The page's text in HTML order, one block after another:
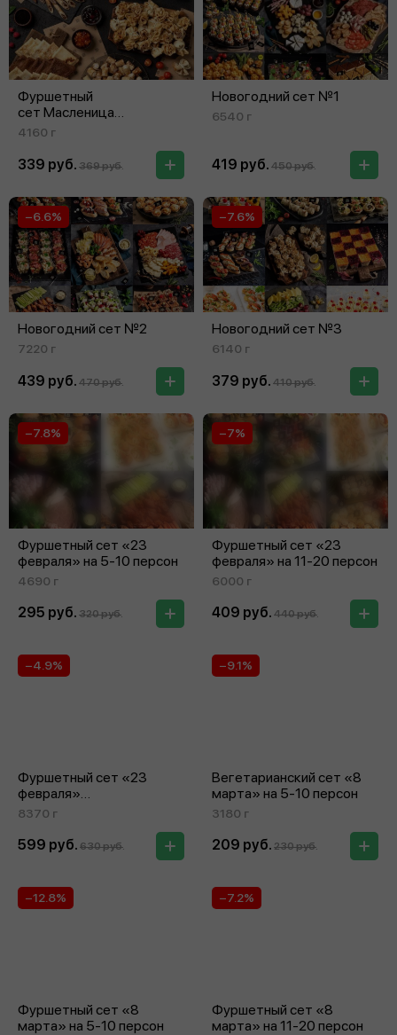
Фуршетный
сет Масленица
на 26‑30 персон
4160 г
339 руб. 369 руб.
Новогодний сет №1
6540 г
419 руб. 450 руб.
Новогодний сет №2
−6.6%
7220 г
439 руб. 470 руб.
Новогодний сет №3
−7.6%
6140 г
379 руб. 410 руб.
Фуршетный сет «23
февраля» на 5‑10 персон
−7.8%
4690 г
295 руб. 320 руб.
Фуршетный сет «23
февраля» на 11‑20 персон
−7%
6000 г
409 руб. 440 руб.
Фуршетный сет «23
февраля»
на 21‑30 персон
−4.9%
8370 г
599 руб. 630 руб.
Вегетарианский сет «8
марта» на 5‑10 персон
−9.1%
3180 г
209 руб. 230 руб.
Фуршетный сет «8
марта» на 5‑10 персон
−12.8%
Фуршетный сет «8
марта» на 11‑20 персон
−7.2%